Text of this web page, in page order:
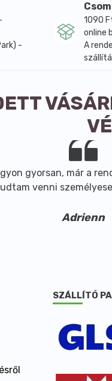
-
1090
online
A
gyorsan, már a
venni
Adrienn
SZÁLLÍTÓ